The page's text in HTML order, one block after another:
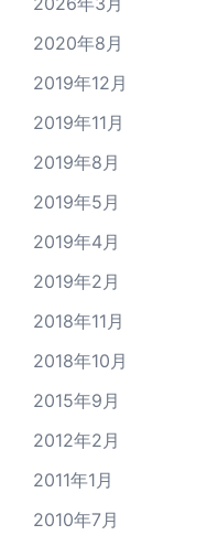
2020年8月
2019年12月
2019年11月
2019年8月
2019年5月
2019年4月
2019年2月
2018年11月
2018年10月
2015年9月
2012年2月
2011年1月
2010年7月